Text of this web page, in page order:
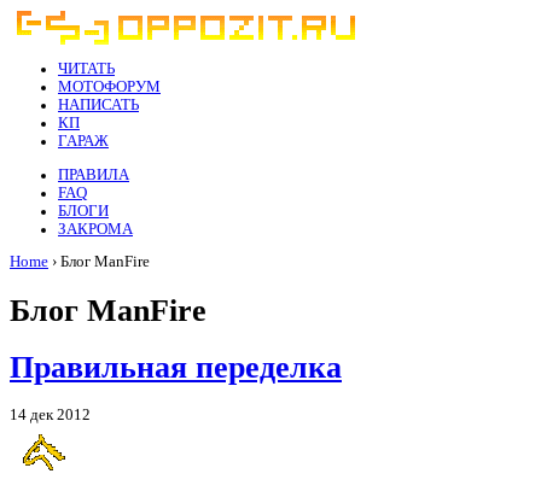
ЧИТАТЬ
МОТОФОРУМ
НАПИСАТЬ
КП
ГАРАЖ
ПРАВИЛА
FAQ
БЛОГИ
ЗАКРОМА
Home › Блог ManFire
Блог ManFire
Правильная переделка
14 дек 2012